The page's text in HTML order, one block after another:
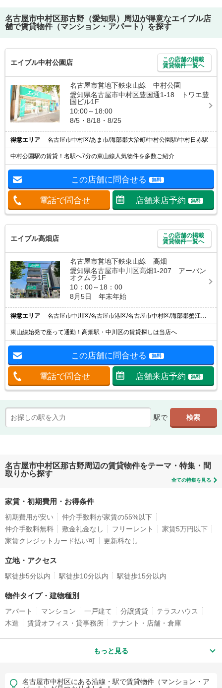
名古屋市中村区那古野（愛知県）
周辺が得意なエイブル店
舗で賃貸物件（マンション・アパート）を探す
エイブル中村公園店
この店舗の掲載
賃貸物件一覧へ
名古屋市営地下鉄東山線 中村公園
愛知県名古屋市中村区豊国通1-18 トワエ豊
国ビル1F
10:00～18:00
8/5・8/18・8/25
得意エリア 名古屋市中村区/あま市/海部郡大治町/中村公園駅/中村日赤駅
中村公園駅の賃貸！名駅へ7分の東山線人気物件を多数ご紹介
この店舗に問合せる 無料
電話で問合せ 店舗来店予約 無料
エイブル高畑店
この店舗の掲載
賃貸物件一覧へ
名古屋市営地下鉄東山線 高畑
愛知県名古屋市中川区高畑1-207 アーバン
オクムラ1F
10：00～18：00
8月5日 年末年始
得意エリア 名古屋市中川区/名古屋市港区/名古屋市中村区/海部郡蟹江町/海部郡大治町
東山線始発で座って通勤！高畑駅・中川区の賃貸探しは当店へ
この店舗に問合せる 無料
電話で問合せ 店舗来店予約 無料
駅で
名古屋市中村区那古野周辺の賃貸物件をテーマ・特集・間
取りから探す
全ての特集を見る
家賃・初期費用・お得条件
初期費用が安い
仲介手数料が家賃の55%以下
仲介手数料無料
敷金礼金なし フリーレント
家賃5万円以下
家賃クレジットカード払い可
更新料なし
立地・アクセス
駅徒歩5分以内 駅徒歩10分以内 駅徒歩15分以内
物件タイプ・建物種別
アパート マンション 一戸建て 分譲賃貸
テラスハウス
木造
賃貸オフィス・貸事務所 テナント・店舗・倉庫
もっと見る
名古屋市中村区にある沿線・駅で賃貸物件（マンション・ア